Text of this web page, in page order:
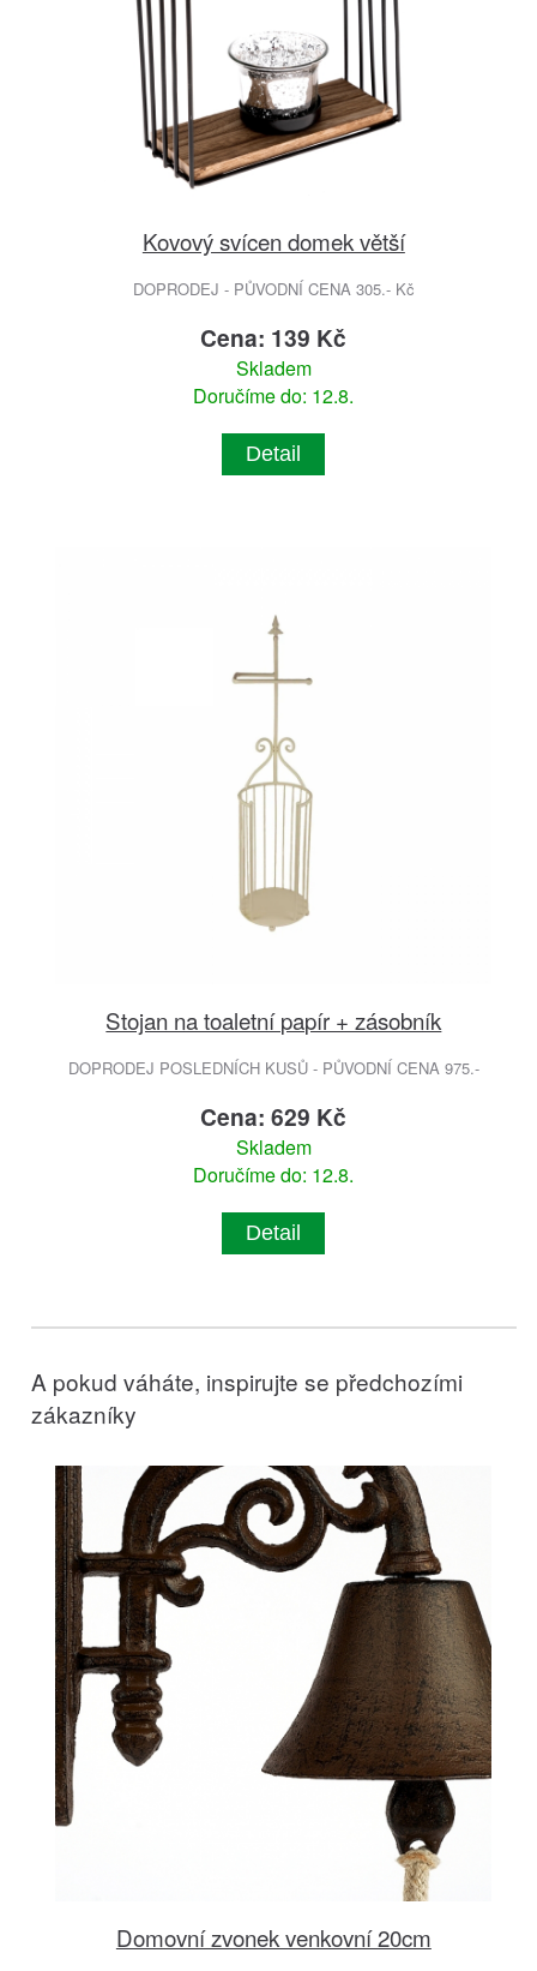
Kovový svícen domek větší
DOPRODEJ - PŮVODNÍ CENA 305.- Kč
Cena: 139 Kč
Skladem
Doručíme do: 12.8.
Detail
Stojan na toaletní papír + zásobník
DOPRODEJ POSLEDNÍCH KUSŮ - PŮVODNÍ CENA 975.-
Cena: 629 Kč
Skladem
Doručíme do: 12.8.
Detail
A pokud váháte, inspirujte se předchozími
zákazníky
Domovní zvonek venkovní 20cm